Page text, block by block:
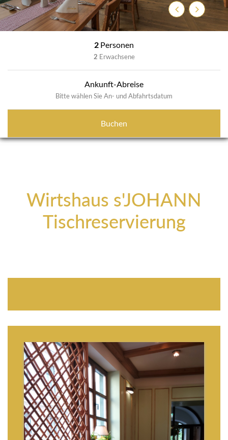
ZurückWeiter
2 Personen
2 Erwachsene
Ankunft-Abreise
Bitte wählen Sie An- und Abfahrtsdatum
Buchen
Wirtshaus s'JOHANN
Tischreservierung